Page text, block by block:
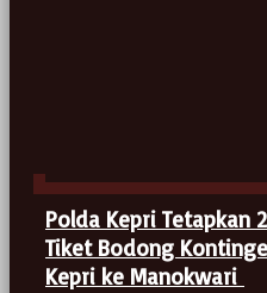
Polda Kepri Tetapkan
Tiket Bodong
Kepri ke Manokwari